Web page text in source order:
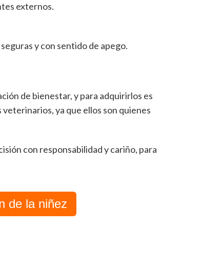
externos.
y con sentido de apego.
de bienestar, y para adquirirlos es
ya que ellos son quienes
con responsabilidad y cariño, para
de la niñez